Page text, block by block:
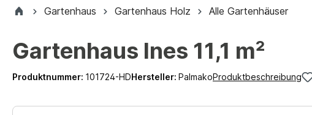
Gartenhaus Gartenhaus Holz Alle Gartenhäuser
Gartenhaus Ines 11,1 m²
Produktnummer: 101724-HDHersteller: PalmakoProduktbeschreibung